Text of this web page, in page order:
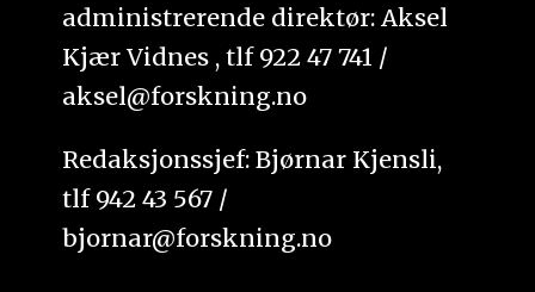
administrerende direktør: Aksel
Kjær Vidnes , tlf 922 47 741 /
aksel@forskning.no
Redaksjonssjef: Bjørnar Kjensli,
tlf 942 43 567 /
bjornar@forskning.no